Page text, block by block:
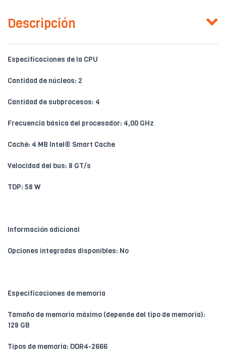
Descripción
Especificaciones de la CPU
Cantidad de núcleos: 2
Cantidad de subprocesos: 4
Frecuencia básica del procesador: 4,00 GHz
Caché: 4 MB Intel® Smart Cache
Velocidad del bus: 8 GT/s
TDP: 58 W
Información adicional
Opciones integradas disponibles: No
Especificaciones de memoria
Tamaño de memoria máximo (depende del tipo de memoria):
128 GB
Tipos de memoria: DDR4-2666